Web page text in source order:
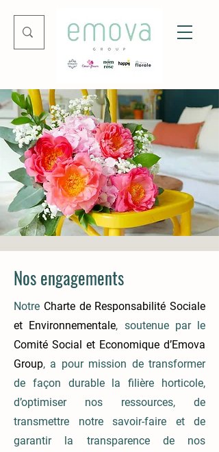
Nos engagements
Notre Charte de Responsabilité Sociale
et Environnementale, soutenue par le
Comité Social et Economique d’Emova
Group, a pour mission de transformer
de façon durable la filière horticole,
d’optimiser nos ressources, de
transmettre notre savoir-faire et de
garantir la transparence de nos